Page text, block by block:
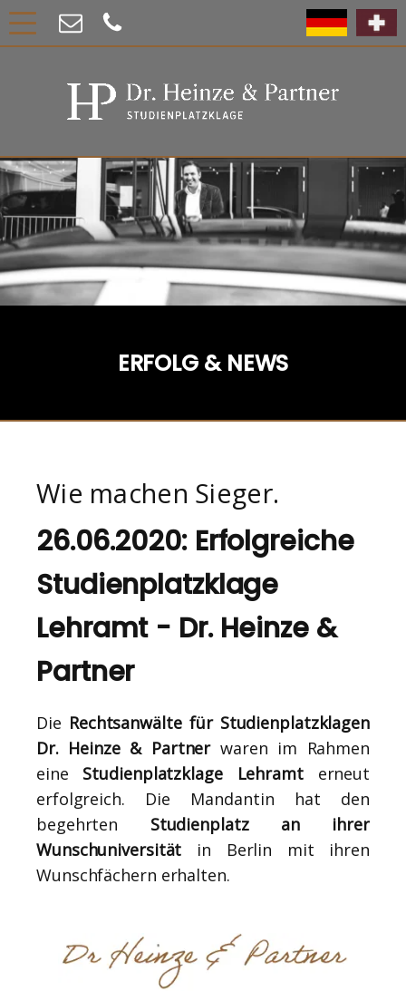
ERFOLG & NEWS
Wie machen Sieger.
26.06.2020: Erfolgreiche
Studienplatzklage
Lehramt - Dr. Heinze &
Partner
Die Rechtsanwälte für Studienplatzklagen
Dr. Heinze & Partnerwaren im Rahmen
eine Studienplatzklage Lehramterneut
erfolgreich. Die Mandantin hat den
begehrten Studienplatz an ihrer
Wunschuniversität in Berlin mit ihren
Wunschfächern erhalten.